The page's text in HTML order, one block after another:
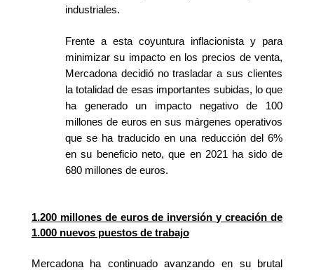
industriales.
Frente a esta coyuntura inflacionista y para
minimizar su impacto en los precios de venta,
Mercadona decidió no trasladar a sus clientes
la totalidad de esas importantes subidas, lo que
ha generado un impacto negativo de 100
millones de euros en sus márgenes operativos
que se ha traducido en una reducción del 6%
en su beneficio neto, que en 2021 ha sido de
680 millones de euros.
1.200 millones de euros de inversión y creación de
1.000 nuevos puestos de trabajo
Mercadona ha continuado avanzando en su brutal